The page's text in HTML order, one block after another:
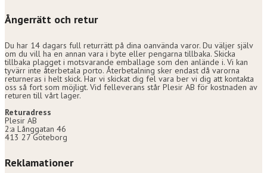
Ångerrätt och retur
Du har 14 dagars full returrätt på dina oanvända varor. Du väljer själv
om du vill ha en annan vara i byte eller pengarna tillbaka. Skicka
tillbaka plagget i motsvarande emballage som den anlände i. Vi kan
tyvärr inte återbetala porto. Återbetalning sker endast då varorna
returneras i helt skick. Har vi skickat dig fel vara ber vi dig att kontakta
oss så fort som möjligt. Vid felleverans står Plesir AB för kostnaden av
returen till vårt lager.
Returadress
Plesir AB
2:a Långgatan 46
413 27 Göteborg
Reklamationer